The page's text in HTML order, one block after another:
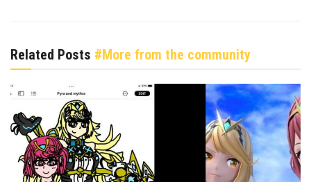
Related Posts #More from the community